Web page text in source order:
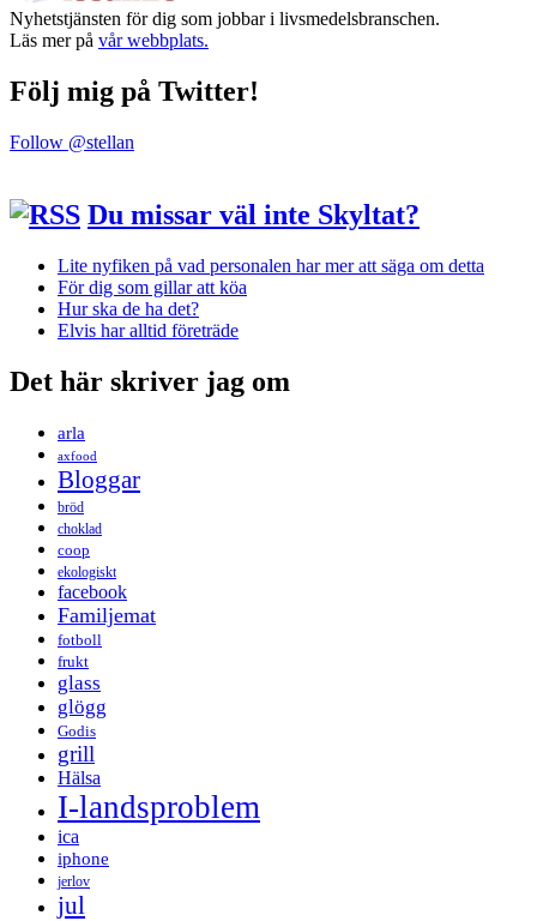
Nyhetstjänsten för dig som jobbar i livsmedelsbranschen.
Läs mer på vår webbplats.
Följ mig på Twitter!
Follow @stellan
Du missar väl inte Skyltat?
Lite nyfiken på vad personalen har mer att säga om detta
För dig som gillar att köa
Hur ska de ha det?
Elvis har alltid företräde
Det här skriver jag om
arla
axfood
Bloggar
bröd
choklad
coop
ekologiskt
facebook
Familjemat
fotboll
frukt
glass
glögg
Godis
grill
Hälsa
I-landsproblem
ica
iphone
jerlov
jul